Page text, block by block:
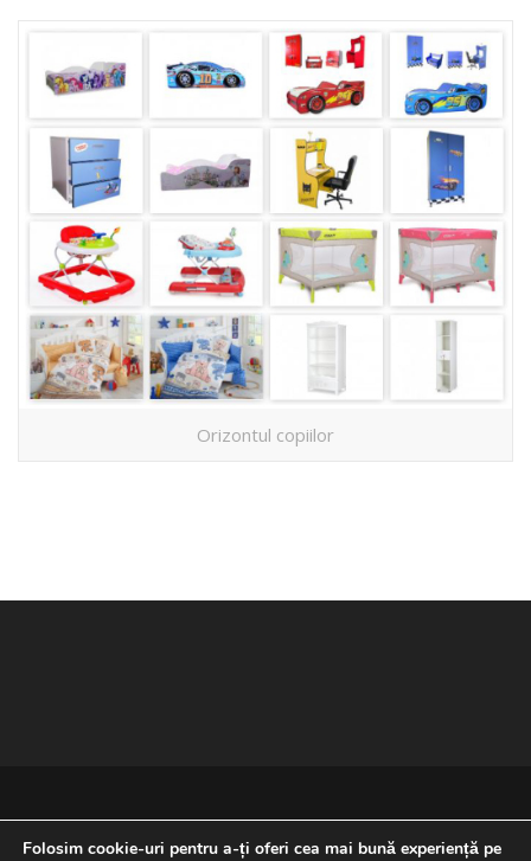
Orizontul copiilor
Folosim cookie-uri pentru a-ți oferi cea mai bună experiență pe